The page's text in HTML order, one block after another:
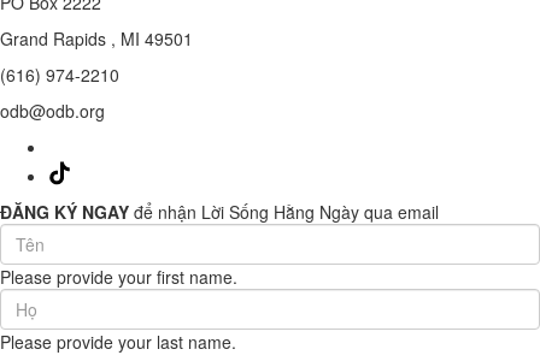
Grand Rapids , MI 49501
(616) 974-2210
odb@odb.org
ĐĂNG KÝ NGAY để nhận Lời Sống Hằng Ngày qua email
First
Name
(required)
Please provide your first name.
Last
Name
(required)
Please provide your last name.